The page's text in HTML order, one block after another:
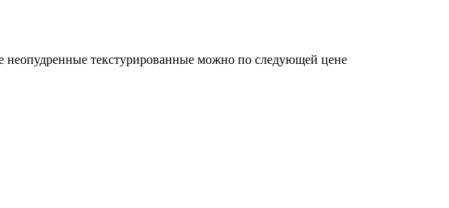
неопудренные текстурированные можно по следующей цене